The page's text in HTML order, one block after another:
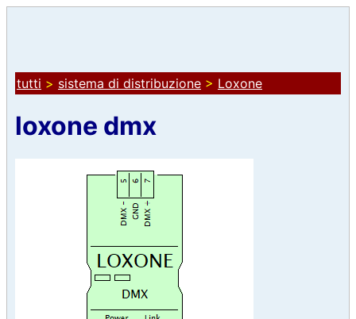
tutti > sistema di distribuzione > Loxone
loxone dmx